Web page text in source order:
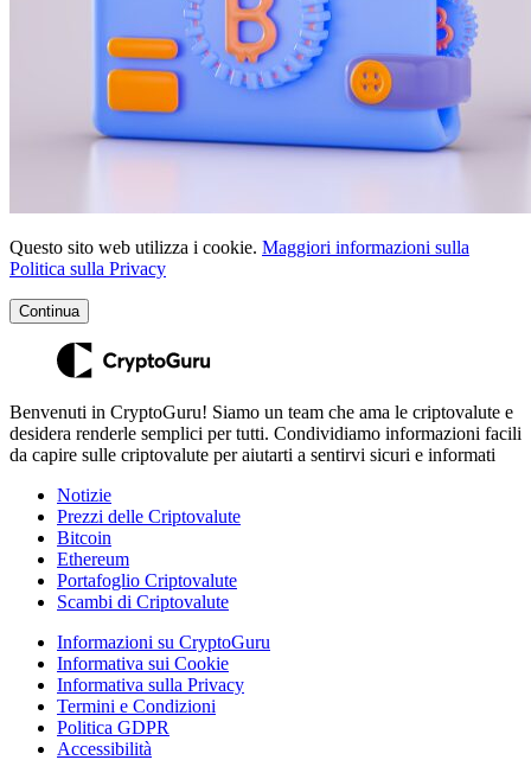
Questo sito web utilizza i cookie. Maggiori informazioni sulla
Politica sulla Privacy
Continua
Benvenuti in CryptoGuru! Siamo un team che ama le criptovalute e
desidera renderle semplici per tutti. Condividiamo informazioni facili
da capire sulle criptovalute per aiutarti a sentirvi sicuri e informati
Notizie
Prezzi delle Criptovalute
Bitcoin
Ethereum
Portafoglio Criptovalute
Scambi di Criptovalute
Informazioni su CryptoGuru
Informativa sui Cookie
Informativa sulla Privacy
Termini e Condizioni
Politica GDPR
Accessibilità